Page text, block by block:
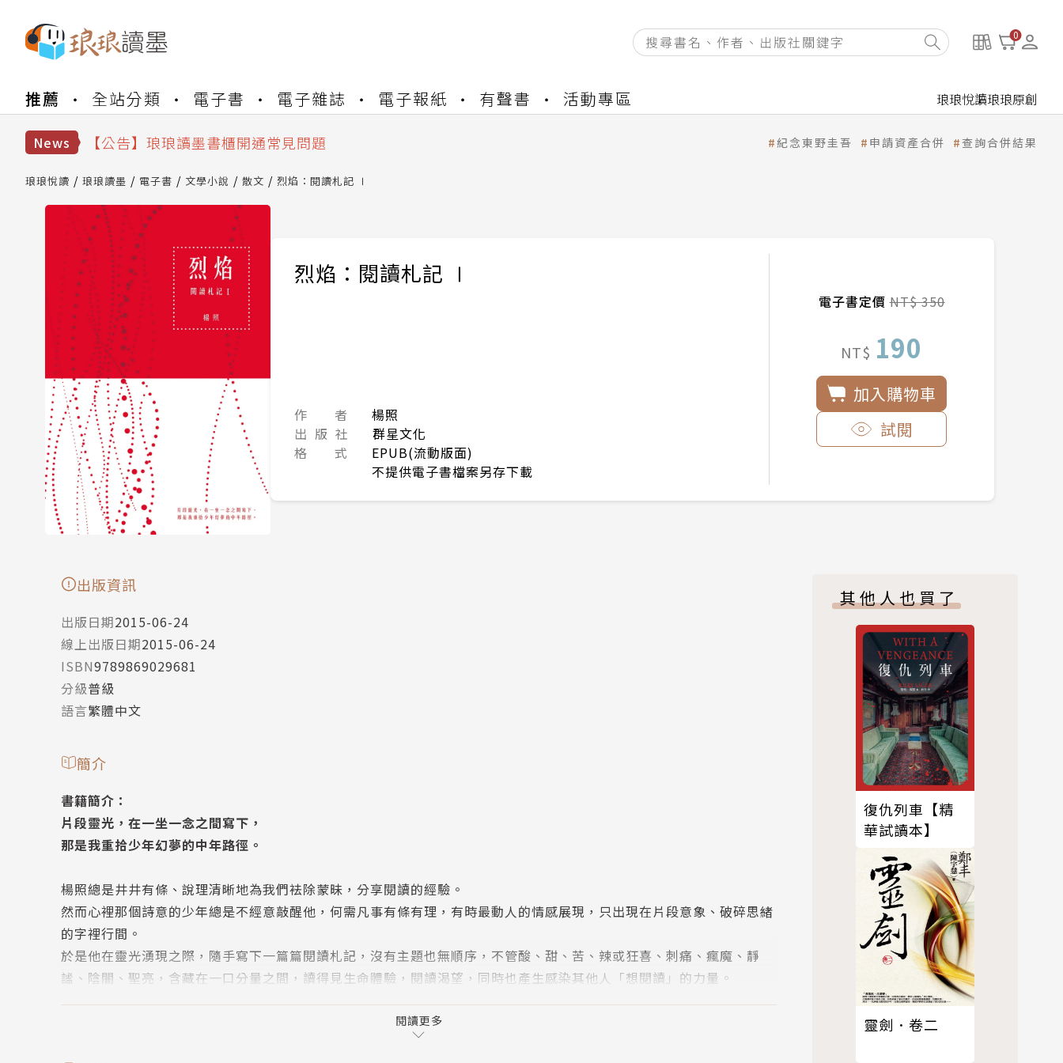
0
推薦 全站分類 電子書 電子雜誌 電子報紙 有聲書 活動專區 琅琅悅讀琅琅原創
News
【公告】琅琅讀墨數位閱讀資產合併與書櫃開通申請
【公告】琅琅讀墨 3 分鐘完成書櫃開通與資產合併申請圖文教學
【公告】琅琅讀墨數位閱讀資產合併與書櫃開通申請
紀念東野圭吾 申請資產合併 查詢合併結果
琅琅悅讀 琅琅讀墨 電子書 文學小說 散文 烈焰：閱讀札記 Ⅰ
烈焰：閱讀札記 Ⅰ
作 者
楊照
出 版 社
群星文化
格 式
EPUB(流動版面)
不提供電子書檔案另存下載
電子書定價NT$ 350
NT$ 190
加入購物車
試閱
出版資訊
出版日期2015-06-24
線上出版日期2015-06-24
ISBN9789869029681
分級普級
語言繁體中文
簡介
書籍簡介：
片段靈光，在一坐一念之間寫下，
那是我重拾少年幻夢的中年路徑。
楊照總是井井有條、說理清晰地為我們袪除蒙昧，分享閱讀的經驗。
然而心裡那個詩意的少年總是不經意敲醒他，何需凡事有條有理，有時最動人的情感展現，只出現在片段意象、破碎思緒
的字裡行間。
於是他在靈光湧現之際，隨手寫下一篇篇閱讀札記，沒有主題也無順序，不管酸、甜、苦、辣或狂喜、刺痛、瘋魔、靜
謐、陰闇、聖亮，含藏在一口分量之間，讀得見生命體驗，閱讀渴望，同時也產生感染其他人「想閱讀」的力量。
閱讀更多
其他人也買了
復仇列車【精
華試讀本】
靈劍．卷二